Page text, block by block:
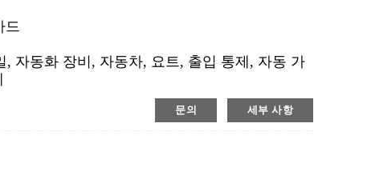
드
, 자동화 장비, 자동차, 요트, 출입 통제, 자동 가
문의 세부 사항